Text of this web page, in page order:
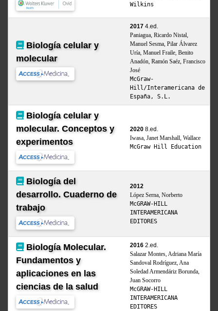
Wilkins
Biología celular y
molecular
2017 4.ed.
Paniagua, Ricardo Nistal,
Manuel Sesma, Pilar Álvarez
Uría, Manuel Fraile, Benito
Anadón, Ramón Saéz, Francisco
José
McGraw-
Hill/Interamericana de
España, S.L.
Biología celular y
molecular. Conceptos y
experimentos
2020 8.ed.
Iwasa, Janet Marshall, Wallace
McGraw Hill Education
Biología del
desarrollo. Cuaderno de
trabajo
2012
López Serna, Norberto
McGRAW-HILL
INTERAMERICANA
EDITORES
Biología Molecular.
Fundamentos y
aplicaciones en las
ciencias de la salud
2016 2.ed.
Salazar Montes, Adriana María
Sandoval Rodríguez, Ana
Soledad Armendáriz Borunda,
Juan Socorro
McGRAW-HILL
INTERAMERICANA
EDITORES